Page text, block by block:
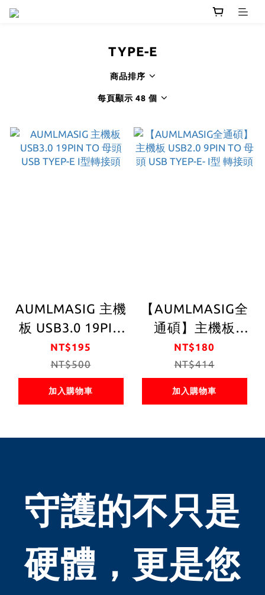
TYPE-E
商品排序
每頁顯示 48 個
AUMLMASIG 主機
板 USB3.0 19PIN
TO 母頭 USB
TYEP-E I型轉接頭
NT$195
NT$500
加入購物車
【AUMLMASIG全
通碩】主機板
USB2.0 9PIN TO
母頭 USB TYEP-E-
I型 轉接頭
NT$180
NT$414
加入購物車
守護的不只是
硬體，更是您